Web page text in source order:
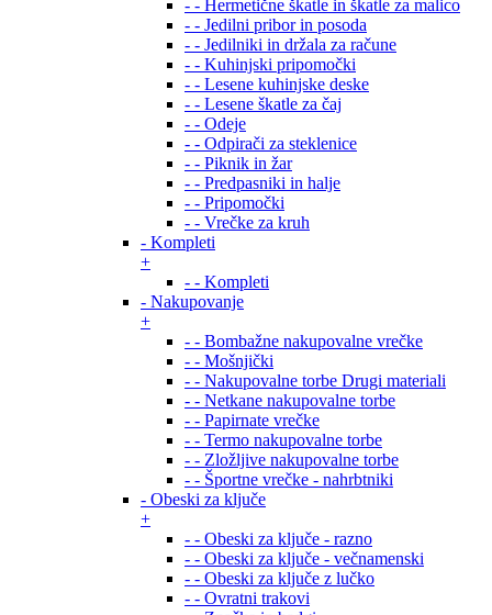
- - Hermetične škatle in škatle za malico
- - Jedilni pribor in posoda
- - Jedilniki in držala za račune
- - Kuhinjski pripomočki
- - Lesene kuhinjske deske
- - Lesene škatle za čaj
- - Odeje
- - Odpirači za steklenice
- - Piknik in žar
- - Predpasniki in halje
- - Pripomočki
- - Vrečke za kruh
- Kompleti
+
- - Kompleti
- Nakupovanje
+
- - Bombažne nakupovalne vrečke
- - Mošnjički
- - Nakupovalne torbe Drugi materiali
- - Netkane nakupovalne torbe
- - Papirnate vrečke
- - Termo nakupovalne torbe
- - Zložljive nakupovalne torbe
- - Športne vrečke - nahrbtniki
- Obeski za ključe
+
- - Obeski za ključe - razno
- - Obeski za ključe - večnamenski
- - Obeski za ključe z lučko
- - Ovratni trakovi